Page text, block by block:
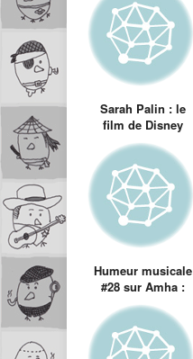
Sarah Palin : le
film de Disney
Humeur musicale
#28 sur Amha :
Kutiman, le
musicien du
Youtube